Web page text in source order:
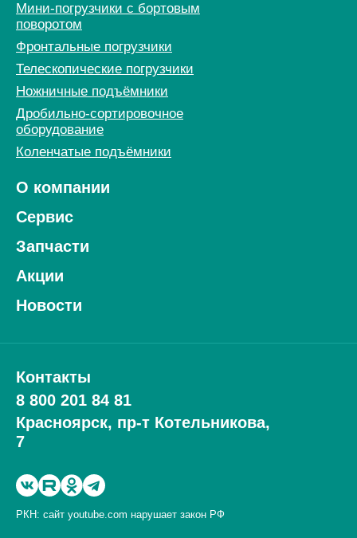
Мини-погрузчики c бортовым
поворотом
Фронтальные погрузчики
Телескопические погрузчики
Ножничные подъёмники
Дробильно-сортировочное
оборудование
Коленчатые подъёмники
О компании
Сервис
Запчасти
Акции
Новости
Контакты
8 800 201 84 81
Красноярск, пр-т Котельникова,
7
РКН: сайт youtube.com нарушает закон РФ